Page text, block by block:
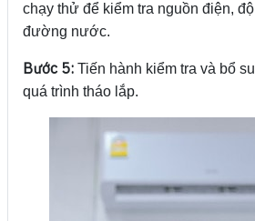
chạy thử để kiểm tra nguồn điện,
đường nước.
Bước 5: Tiến hành kiểm tra và bổ
quá trình tháo lắp.